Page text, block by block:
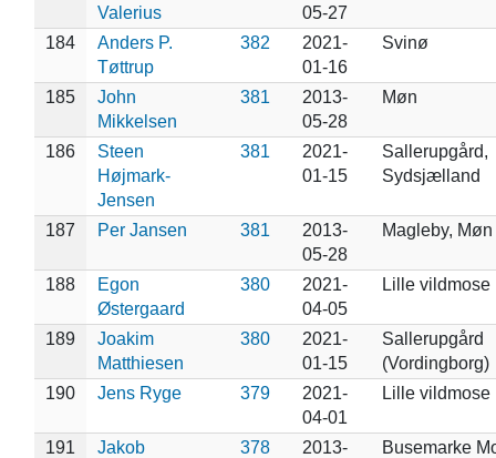
Valerius
05-27
184
Anders P.
Tøttrup
382
2021-
01-16
Svinø
185
John
Mikkelsen
381
2013-
05-28
Møn
186
Steen
Højmark-
Jensen
381
2021-
01-15
Sallerupgård,
Sydsjælland
187 Per Jansen 381
2013-
05-28
Magleby, Møn
188
Egon
Østergaard
380
2021-
04-05
Lille vildmose
189
Joakim
Matthiesen
380
2021-
01-15
Sallerupgård
(Vordingborg)
190
Jens Ryge 379
2021-
04-01
Lille vildmose
191
Jakob
378
2013-
Busemarke